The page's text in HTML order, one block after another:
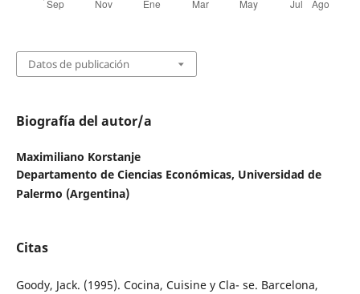
Datos de publicación
Biografía del autor/a
Maximiliano Korstanje
Departamento de Ciencias Económicas, Universidad de
Palermo (Argentina)
Citas
Goody, Jack. (1995). Cocina, Cuisine y Cla- se. Barcelona,